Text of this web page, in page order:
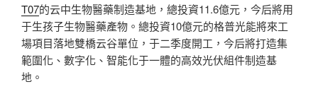
T07的云中生物醫藥制造基地，總投資11.6億元，今后將用
于生孩子生物醫藥產物。總投資10億元的格普光能將來工
場項目落地雙橋云谷單位，于二季度開工，今后將打造集
範圍化、數字化、智能化于一體的高效光伏組件制造基
地。